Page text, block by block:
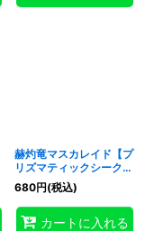
赫灼竜マスカレイド【プ
リズマティックシークレ
ット】{BODE-JP038}
《融合》
680円(税込)
カートに入れる